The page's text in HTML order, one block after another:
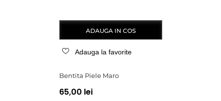
ADAUGA IN COS
Adauga la favorite
Bentita Piele Maro
65,00 lei